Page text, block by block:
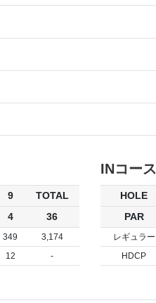
9
TOTAL
4 36
349
3,174
12 -
INコース
HOLE
PAR
レギュラー
HDCP